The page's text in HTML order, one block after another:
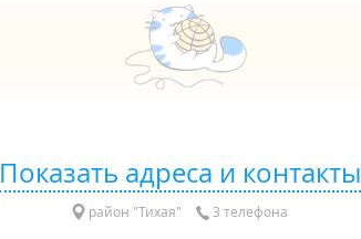
Показать адреса и контакты
район "Тихая" 3 телефона